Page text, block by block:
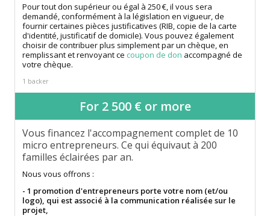
Pour tout don supérieur ou égal à 250 €, il vous sera
demandé, conformément à la législation en vigueur, de
fournir certaines pièces justificatives (RIB, copie de la carte
d'identité, justificatif de domicile). Vous pouvez également
choisir de contribuer plus simplement par un chèque, en
remplissant et renvoyant ce coupon de don accompagné de
votre chèque.
1 backer
For 2 500 € or more
Vous financez l'accompagnement complet de 10
micro entrepreneurs. Ce qui équivaut à 200
familles éclairées par an.
Nous vous offrons :
- 1 promotion d'entrepreneurs porte votre nom (et/ou
logo), qui est associé à la communication réalisée sur le
projet,